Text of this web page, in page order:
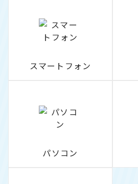
スマートフォン
パソコン